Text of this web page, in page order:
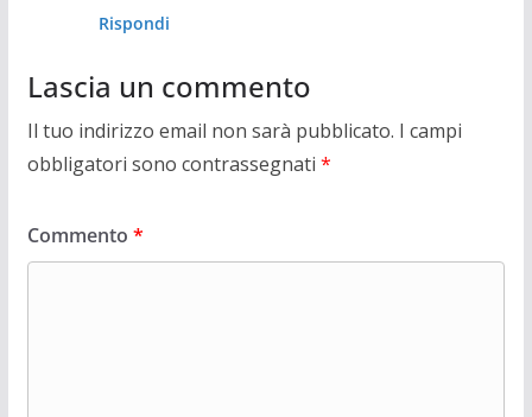
Rispondi
Lascia un commento
Il tuo indirizzo email non sarà pubblicato. I campi
obbligatori sono contrassegnati *
Commento *